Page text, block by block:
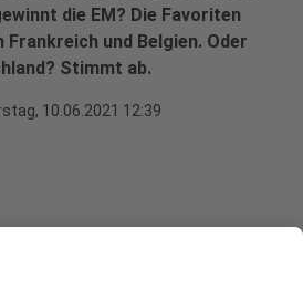
die EM? Die Favoriten
und Belgien. Oder
Stimmt ab.
10.06.2021 12:39